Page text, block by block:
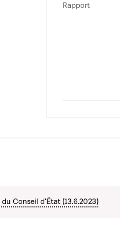
Rapport
Conseil d'État (13.6.2023)